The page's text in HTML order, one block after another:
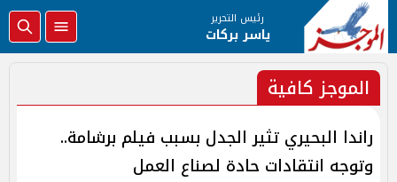
رئيس التحرير
ياسر بركات
الموجز كافية
راندا البحيري تثير الجدل بسبب فيلم برشامة..
وتوجه انتقادات حادة لصناع العمل